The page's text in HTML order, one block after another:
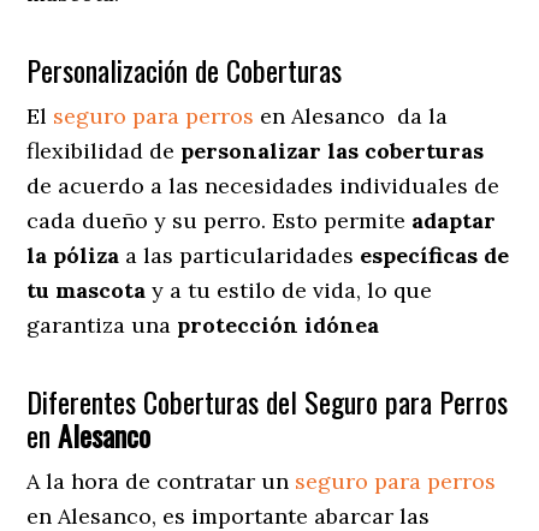
Personalización de Coberturas
El seguro para perros en Alesanco da la
flexibilidad de personalizar las coberturas
de acuerdo a las necesidades individuales de
cada dueño y su perro. Esto permite adaptar
la póliza a las particularidades específicas de
tu mascota y a tu estilo de vida, lo que
garantiza una protección idónea
Diferentes Coberturas del Seguro para Perros
en Alesanco
A la hora de contratar un seguro para perros
en Alesanco, es importante abarcar las